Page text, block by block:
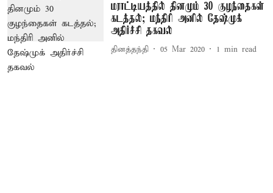
மராட்டியத்தில் தினமும் 30 குழந்தைகள்
கடத்தல்; மந்திரி அனில் தேஷ்முக்
அதிர்ச்சி தகவல்
தினத்தந்தி 05 Mar 2020 1 min read